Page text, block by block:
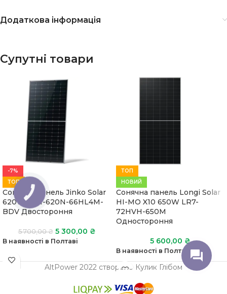
Додаткова інформація
Супутні товари
-7%
ТОП
Сонячна панель Jinko Solar
620W JKM-620N-66HL4M-
BDV Двостороння
5 700,00₴ 5 300,00 ₴
В наявності в Полтаві
ТОП
НОВИЙ
Сонячна панель Longi Solar
HI-MO X10 650W LR7-
72HVH-650M
Одностороння
5 600,00 ₴
В наявності в Полтаві
AltPower 2022 створено Кулик Глібом
КНОПКА
ЗВ'ЯЗКУ